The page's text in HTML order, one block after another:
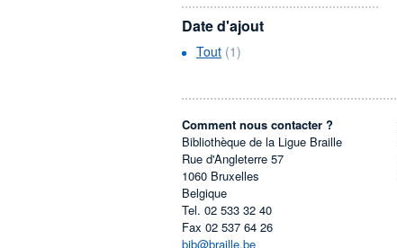
Date d'ajout
Tout (1)
Comment nous contacter ?
Bibliothèque de la Ligue Braille
Rue d'Angleterre 57
1060 Bruxelles
Belgique
Tel. 02 533 32 40
Fax 02 537 64 26
bib@braille.be